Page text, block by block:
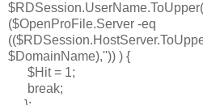
($OpenProFile.Server -eq
$DomainName),'')) ) {
$Hit = 1;
break;